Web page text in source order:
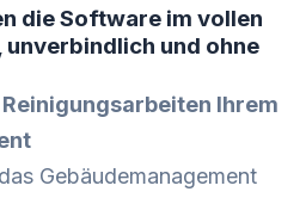
die Software im vollen
und ohne
Ihrem
Gebäudemanagement